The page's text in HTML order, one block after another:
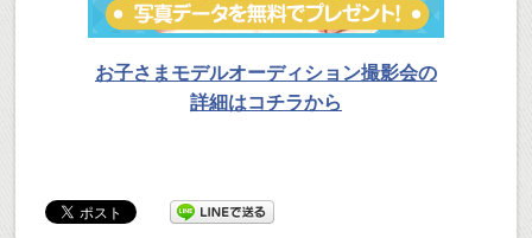
お子さまモデルオーディション撮影会の
詳細はコチラから